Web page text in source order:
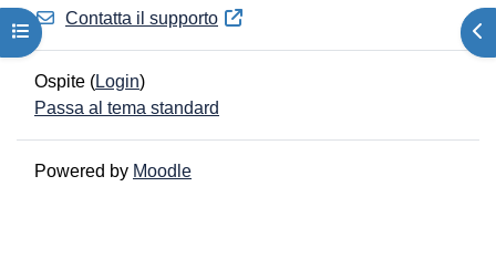
Apri indice del corso
Contatta il supporto
Ospite (Login)
Passa al tema standard
Powered by Moodle